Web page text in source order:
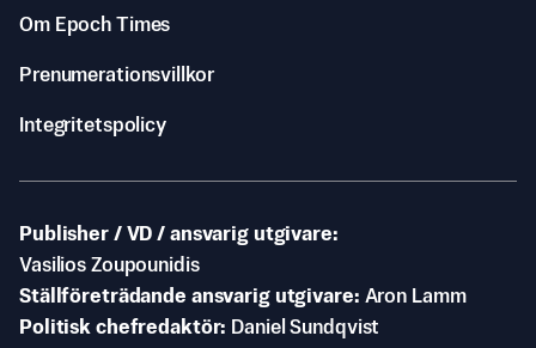
Om Epoch Times
Prenumerationsvillkor
Integritetspolicy
Publisher / VD / ansvarig utgivare
Vasilios Zoupounidis
Ställföreträdande ansvarig utgivare Aron Lamm
Politisk chefredaktör
Daniel Sundqvist